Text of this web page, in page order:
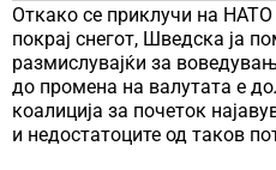
Откако се приклучи на
покрај снегот, Шведска ја
размислувајќи за
до промена на валутата е
коалиција за почеток
и недостатоците од таков